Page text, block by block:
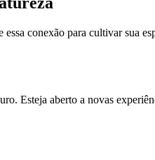
conexão para cultivar sua
Esteja aberto a novas